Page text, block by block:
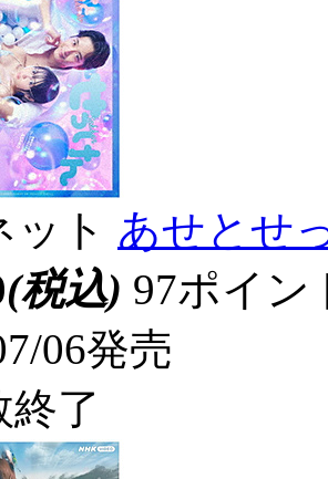
ット あせとせ
(税込) 97ポイ
06発売
終了